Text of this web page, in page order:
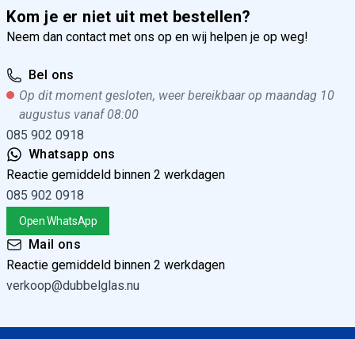
Kom je er niet uit met bestellen?
Neem dan contact met ons op en wij helpen je op weg!
Bel ons
Op dit moment gesloten, weer bereikbaar op maandag 10
augustus vanaf 08:00
085 902 0918
Whatsapp ons
Reactie gemiddeld binnen 2 werkdagen
085 902 0918
Open WhatsApp
Mail ons
Reactie gemiddeld binnen 2 werkdagen
verkoop@dubbelglas.nu